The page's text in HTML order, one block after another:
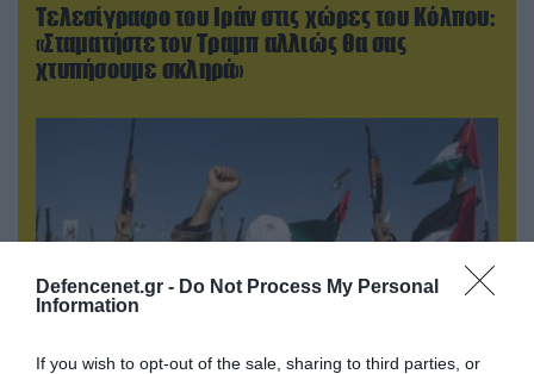
Defencenet.gr - Do Not Process My Personal
Information
If you wish to opt-out of the sale, sharing to third parties, or
Τελεσίγραφο του Ιράν στις χώρες του Κόλπου:
«Σταματήστε τον Τραμπ αλλιώς θα σας
χτυπήσουμε σκληρά»